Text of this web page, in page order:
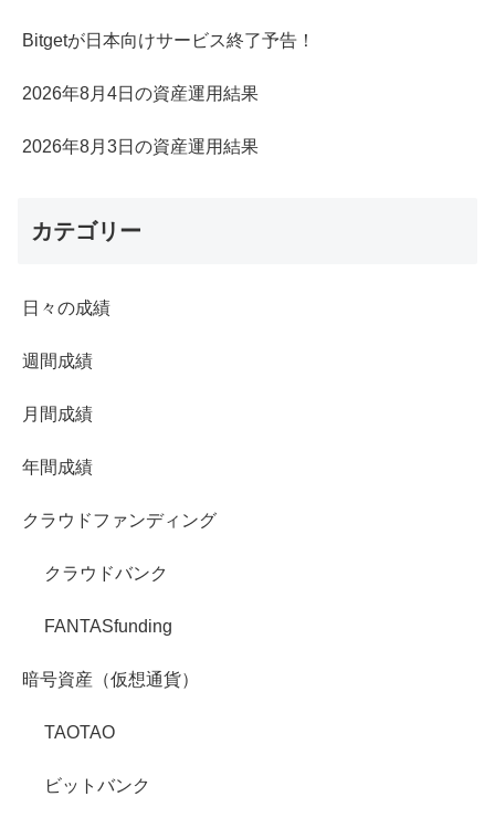
Bitgetが日本向けサービス終了予告！
2026年8月4日の資産運用結果
2026年8月3日の資産運用結果
カテゴリー
日々の成績
週間成績
月間成績
年間成績
クラウドファンディング
クラウドバンク
FANTASfunding
暗号資産（仮想通貨）
TAOTAO
ビットバンク